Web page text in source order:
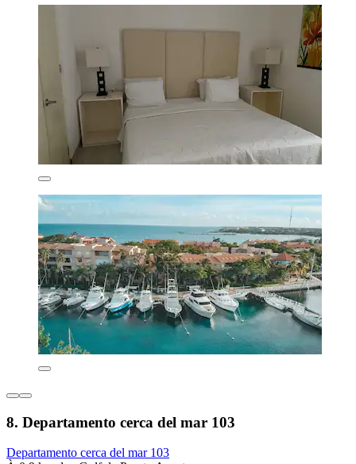
8. Departamento cerca del mar 103
Departamento cerca del mar 103